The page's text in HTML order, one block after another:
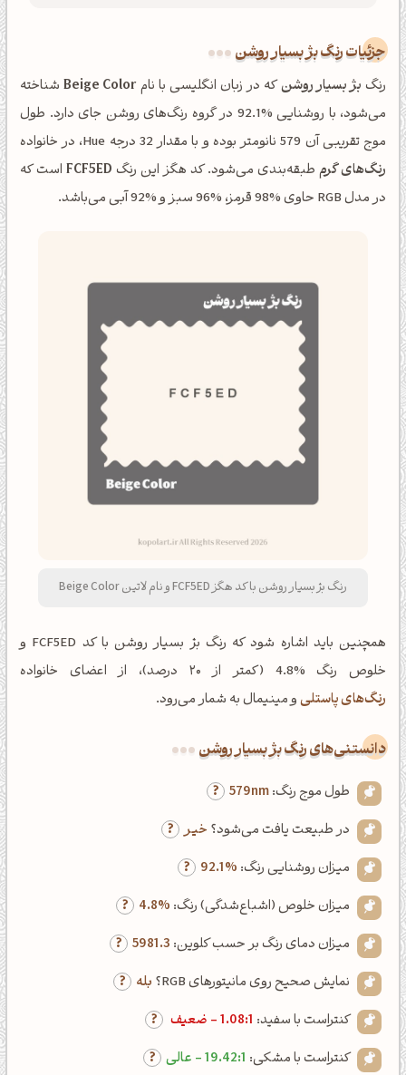
جزئیات رنگ بژ بسیار روشن
رنگ بژ بسیار روشنکه در زبان انگلیسی با نامBeige Colorشناخته
می‌شود، با روشنایی %92.1 در گروه رنگ‌های روشن جای دارد. طول
موج تقریبی آن 579 نانومتر بوده و با مقدار 32 درجه Hue، در خانواده
رنگ‌های گرم طبقه‌بندی می‌شود. کد هگز این رنگ FCF5ED است که
در مدل RGB حاوی %98 قرمز، %96 سبز و %92 آبی می‌باشد.
رنگ بژ بسیار روشن با کد هگز FCF5ED و نام لاتین Beige Color
همچنین باید اشاره شود که رنگ بژ بسیار روشن با کد FCF5ED و
خلوص رنگ %4.8 (کمتر از ۲۰ درصد)، از اعضای خانواده
رنگ‌های پاستلیو مینیمال به شمار می‌رود.
دانستنی‌های رنگ بژ بسیار روشن
طول موج رنگ:579nm
در طبیعت یافت می‌شود؟ خیر
میزان روشنایی رنگ: 92.1%
میزان خلوص (اشباع‌شدگی) رنگ: 4.8%
میزان دمای رنگ بر حسب کلوین: 5981.3
نمایش صحیح روی مانیتورهای RGB؟
بله
کنتراست با سفید: 1.08:1 - ضعیف
کنتراست با مشکی: 19.42:1 - عالی